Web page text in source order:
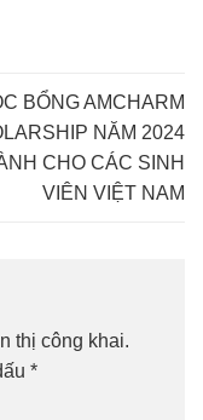
BỔNG AMCHARM
NĂM 2024
CHO CÁC SINH
VIÊN VIỆT NAM
thị công khai.
*